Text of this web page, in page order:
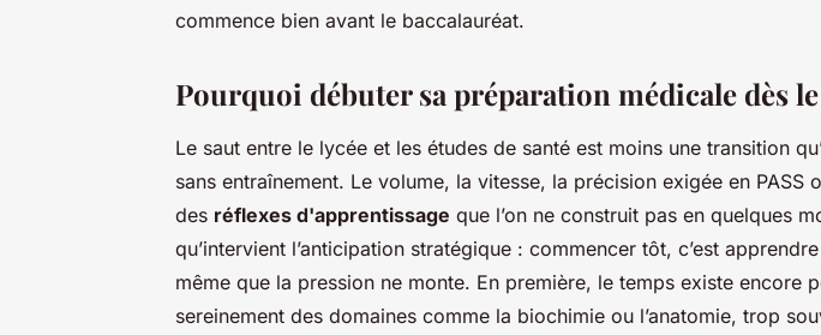
commence bien avant le baccalauréat.
Pourquoi débuter sa préparation médicale dès le
Le saut entre le lycée et les études de santé est moins une transition
sans entraînement. Le volume, la vitesse, la précision exigée en PASS
des réflexes d'apprentissage que l’on ne construit pas en quelques
qu’intervient l’anticipation stratégique : commencer tôt, c’est
même que la pression ne monte. En première, le temps existe encore
sereinement des domaines comme la biochimie ou l’anatomie, trop